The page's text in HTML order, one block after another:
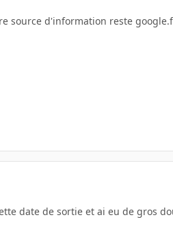
source d'information reste
date de sortie et ai eu de gros